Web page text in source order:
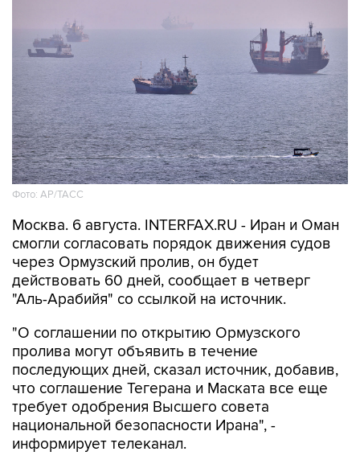
Фото: AP/ТАСС
Москва. 6 августа. INTERFAX.RU - Иран и Оман
смогли согласовать порядок движения судов
через Ормузский пролив, он будет
действовать 60 дней, сообщает в четверг
"Аль-Арабийя" со ссылкой на источник.
"О соглашении по открытию Ормузского
пролива могут объявить в течение
последующих дней, сказал источник, добавив,
что соглашение Тегерана и Маската все еще
требует одобрения Высшего совета
национальной безопасности Ирана", -
информирует телеканал.